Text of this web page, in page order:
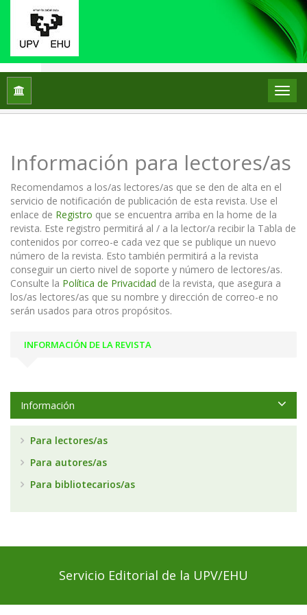
Inicio
Información para lectores/as
Recomendamos a los/as lectores/as que se den de alta en el
servicio de notificación de publicación de esta revista. Use el
enlace de Registro que se encuentra arriba en la home de la
revista. Este registro permitirá al / a la lector/a recibir la Tabla de
contenidos por correo-e cada vez que se publique un nuevo
número de la revista. Esto también permitirá a la revista
conseguir un cierto nivel de soporte y número de lectores/as.
Consulte la Política de Privacidad de la revista, que asegura a
los/as lectores/as que su nombre y dirección de correo-e no
serán usados para otros propósitos.
INFORMACIÓN DE LA REVISTA
Información
Para lectores/as
Para autores/as
Para bibliotecarios/as
Servicio Editorial de la UPV/EHU